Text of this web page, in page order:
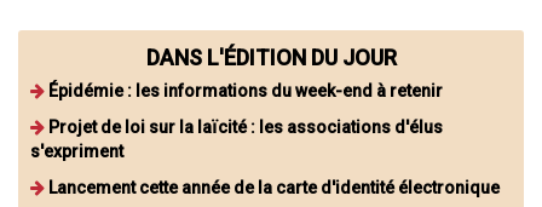
DANS L'ÉDITION DU JOUR
Épidémie : les informations du week-end à retenir
Projet de loi sur la laïcité : les associations d'élus
s'expriment
Lancement cette année de la carte d'identité électronique